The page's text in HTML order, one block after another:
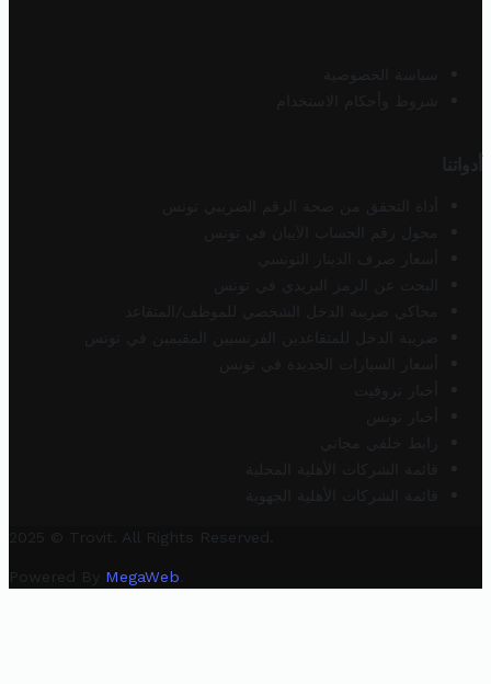
سياسة الخصوصية
شروط وأحكام الاستخدام
أدواتنا
أداة التحقق من صحة الرقم الضريبي تونس
محول رقم الحساب الآيبان في تونس
أسعار صرف الدينار التونسي
البحث عن الرمز البريدي في تونس
محاكي ضريبة الدخل الشخصي للموظف/المتقاعد
ضريبة الدخل للمتقاعدين الفرنسيين المقيمين في تونس
أسعار السيارات الجديدة في تونس
أخبار تروفيت
أخبار تونس
رابط خلفي مجاني
قائمة الشركات الأهلية المحلية
قائمة الشركات الأهلية الجهوية
2025 © Trovit. All Rights Reserved.
Powered By MegaWeb